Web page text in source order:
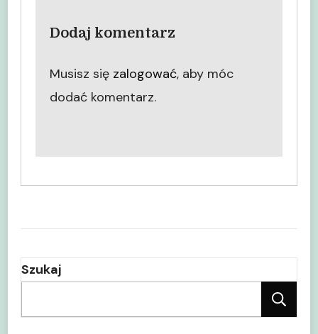
Dodaj komentarz
Musisz się zalogować, aby móc
dodać komentarz.
Szukaj